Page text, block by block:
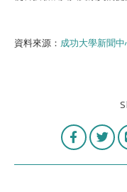
資料來源： 成功大學新聞